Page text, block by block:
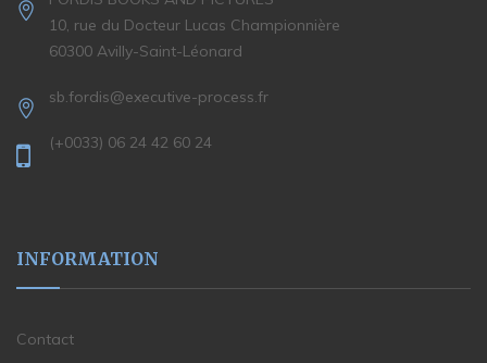
10, rue du Docteur Lucas Championnière
60300 Avilly-Saint-Léonard
sb.fordis@executive-process.fr
(+0033) 06 24 42 60 24
INFORMATION
Contact